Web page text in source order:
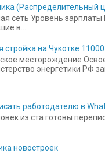
(Распределительный
сеть Уровень
в...
стройка на Чукотке
месторождение
энергетики РФ
работодателю в
из ста готовы
новостроек